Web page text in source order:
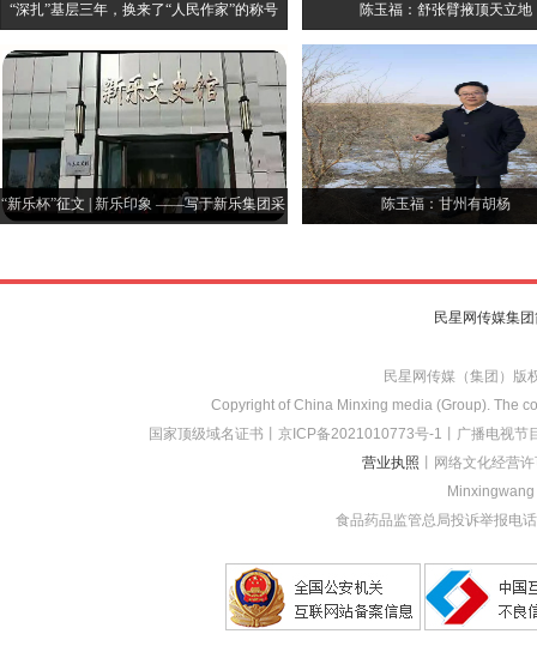
“深扎”基层三年，换来了“人民作家”的称号 陈玉福：舒张臂掖顶天立地
“新乐杯”征文 | 新乐印象 ——写于新乐集团采
陈玉福：甘州有胡杨
民星网传媒集
民星网传媒（集团）版
Copyright of China Minxing media (Group). The
国家顶级域名证书
丨京ICP备2021010773号-1
广播电视节
营业执照 丨网络文化经营
食品药品监管总局投诉举报电